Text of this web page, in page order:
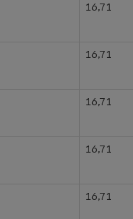
16,71
16,71
16,71
16,71
16,71